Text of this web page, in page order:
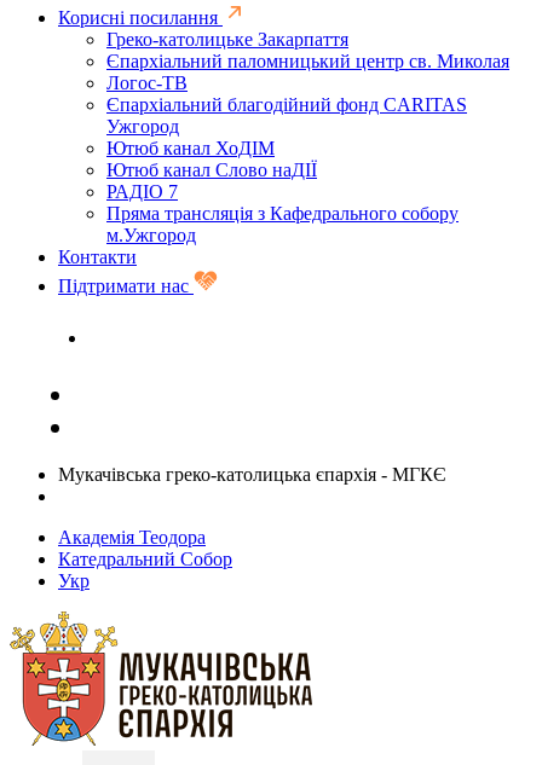
Корисні посилання
Греко-католицьке Закарпаття
Єпархіальний паломницький центр св. Миколая
Логос-ТВ
Єпархіальний благодійний фонд CARITAS
Ужгород
Ютюб канал ХоДІМ
Ютюб канал Слово наДІЇ
РАДІО 7
Пряма трансляція з Кафедрального собору
м.Ужгород
Контакти
Підтримати нас
Мукачівська греко-католицька єпархія - МГКЄ
Академія Теодора
Катедральний Собор
Укр